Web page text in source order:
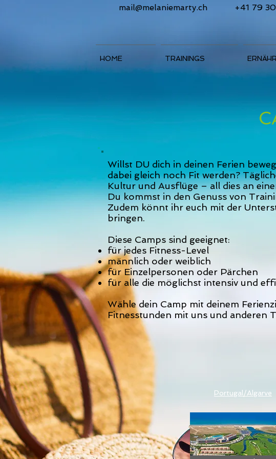
mail@melaniemarty.ch +41 79
HOME TRAININGS
Willst DU dich in deinen Ferien
dabei gleich noch Fit werden?
Kultur und Ausflüge – all dies an
Du kommst in den Genuss von
Zudem könnt ihr euch mit der
bringen.
Diese Camps sind geeignet:
für jedes Fitness-Level
männlich oder weiblich
für Einzelpersonen oder Pärchen
für alle die möglichst intensiv und
Wähle dein Camp mit deinem
Fitnesstunden mit uns und anderen
Portugal/Algarve